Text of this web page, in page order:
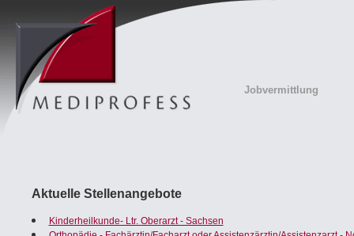
Jobvermittlung
Aktuelle Stellenangebote
Kinderheilkunde- Ltr. Oberarzt - Sachsen